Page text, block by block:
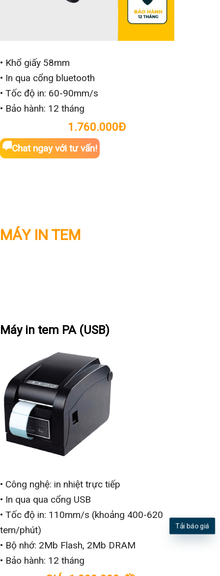
• Khổ giấy 58mm
• In qua cổng bluetooth
• Tốc độ in: 60-90mm/s
• Bảo hành: 12 tháng
1.760.000Đ
Chat ngay với tư vấn!
MÁY IN TEM
Máy in tem PA (USB)
• Công nghệ: in nhiệt trực tiếp
• In qua qua cổng USB
• Tốc độ in: 110mm/s (khoảng 400-620
tem/phút)
• Bộ nhớ: 2Mb Flash, 2Mb DRAM
• Bảo hành: 12 tháng
Tải báo giá